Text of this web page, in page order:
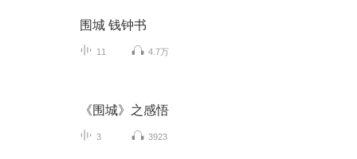
围城 钱钟书
11 4.7万
《围城》之感悟
3 3923